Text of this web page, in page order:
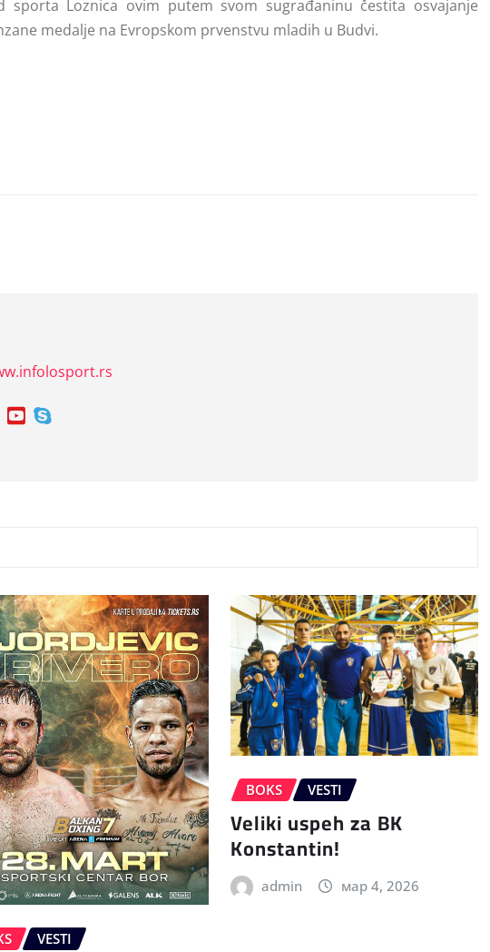
sporta Loznica ovim putem svom sugrađaninu čestita osvajanje
medalje na Evropskom prvenstvu mladih u Budvi.
VESTI
BOKS VESTI
Veliki uspeh za BK
Konstantin!
admin мар 4, 2026